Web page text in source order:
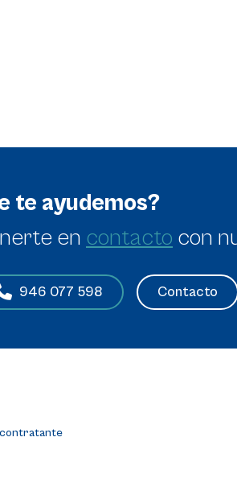
te ayudemos?
en contacto con
946 077 598 Contacto